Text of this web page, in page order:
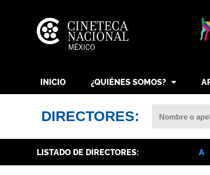
INICIO ¿QUIÉNES SOMOS?
DIRECTORES:
LISTADO DE DIRECTORES: A